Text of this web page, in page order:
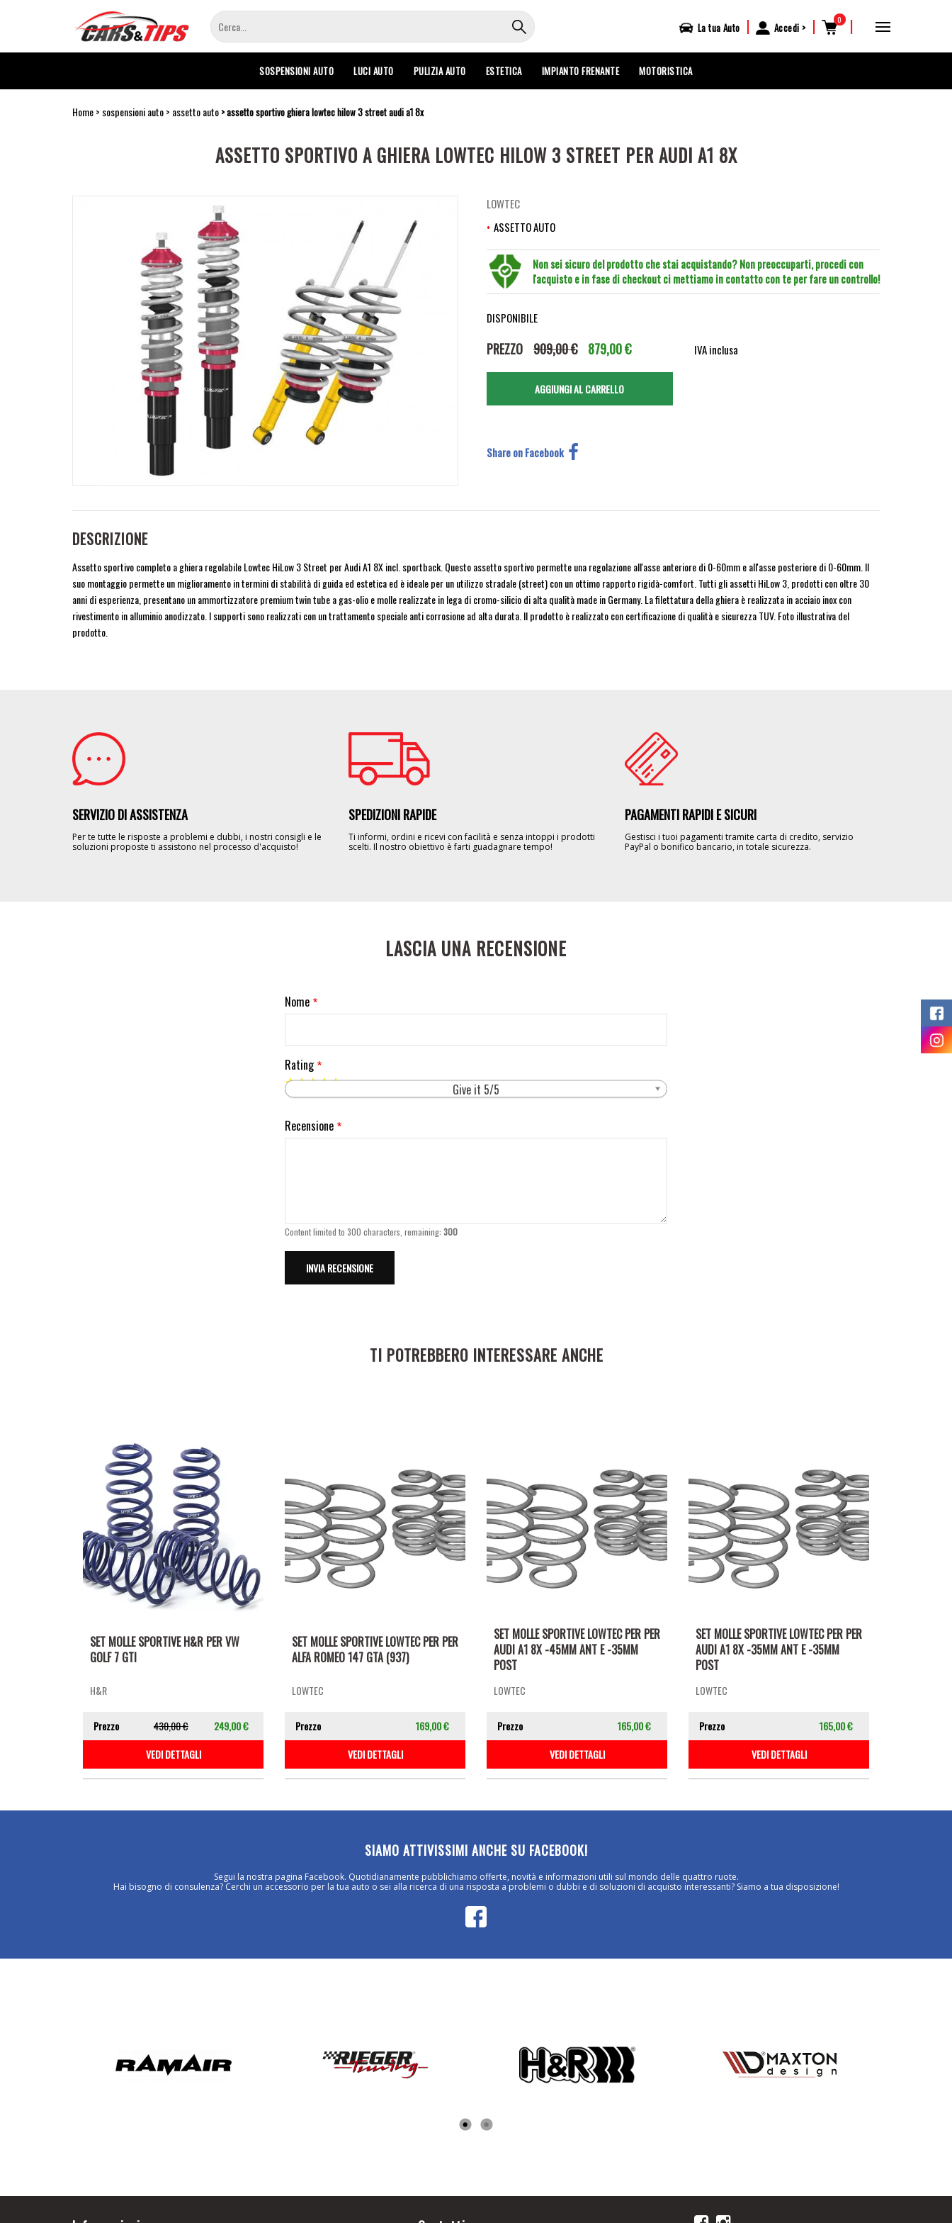
principale
La tua Auto | Accedi | 0 |
SOSPENSIONI AUTO LUCI AUTO PULIZIA AUTO ESTETICA IMPIANTO FRENANTE MOTORISTICA
Home sospensioni auto assetto auto assetto sportivo ghiera lowtec hilow 3 street audi a1 8x
ASSETTO SPORTIVO A GHIERA LOWTEC HILOW 3 STREET PER AUDI A1 8X
LOWTEC
ASSETTO AUTO
Non sei sicuro del prodotto che stai acquistando? Non preoccuparti, procedi con
l'acquisto e in fase di checkout ci mettiamo in contatto con te per fare un controllo!
DISPONIBILE
PREZZO 909,00 € 879,00 € IVA inclusa
Share on Facebook
DESCRIZIONE
Assetto sportivo completo a ghiera regolabile Lowtec HiLow 3 Street per Audi A1 8X incl. sportback. Questo assetto sportivo permette una regolazione all'asse anteriore di 0-60mm e all'asse posteriore di 0-60mm. Il
suo montaggio permette un miglioramento in termini di stabilità di guida ed estetica ed è ideale per un utilizzo stradale (street) con un ottimo rapporto rigidà-comfort. Tutti gli assetti HiLow 3, prodotti con oltre 30
anni di esperienza, presentano un ammortizzatore premium twin tube a gas-olio e molle realizzate in lega di cromo-silicio di alta qualità made in Germany. La filettatura della ghiera è realizzata in acciaio inox con
rivestimento in alluminio anodizzato. I supporti sono realizzati con un trattamento speciale anti corrosione ad alta durata. Il prodotto è realizzato con certificazione di qualità e sicurezza TUV. Foto illustrativa del
prodotto.
Image
SERVIZIO DI ASSISTENZA
Per te tutte le risposte a problemi e dubbi, i nostri consigli e le
soluzioni proposte ti assistono nel processo d'acquisto!
Image
SPEDIZIONI RAPIDE
Ti informi, ordini e ricevi con facilità e senza intoppi i prodotti
scelti. Il nostro obiettivo è farti guadagnare tempo!
Image
PAGAMENTI RAPIDI E SICURI
Gestisci i tuoi pagamenti tramite carta di credito, servizio
PayPal o bonifico bancario, in totale sicurezza.
LASCIA UNA RECENSIONE
Nome
Rating
Give it 5/5
Recensione
Content limited to 300 characters, remaining: 300
TI POTREBBERO INTERESSARE ANCHE
SET MOLLE SPORTIVE H&R PER VW
GOLF 7 GTI
H&R
Prezzo 430,00 €
249,00 €
VEDI DETTAGLI
SET MOLLE SPORTIVE LOWTEC PER PER
ALFA ROMEO 147 GTA (937)
LOWTEC
Prezzo
169,00 €
VEDI DETTAGLI
SET MOLLE SPORTIVE LOWTEC PER PER
AUDI A1 8X -45MM ANT E -35MM
POST
LOWTEC
Prezzo
165,00 €
VEDI DETTAGLI
SET MOLLE SPORTIVE LOWTEC PER PER
AUDI A1 8X -35MM ANT E -35MM
POST
LOWTEC
Prezzo
165,00 €
VEDI DETTAGLI
SIAMO ATTIVISSIMI ANCHE SU FACEBOOK!
Segui la nostra pagina Facebook. Quotidianamente pubblichiamo offerte, novità e informazioni utili sul mondo delle quattro ruote.
Hai bisogno di consulenza? Cerchi un accessorio per la tua auto o sei alla ricerca di una risposta a problemi o dubbi e di soluzioni di acquisto interessanti? Siamo a tua disposizione!